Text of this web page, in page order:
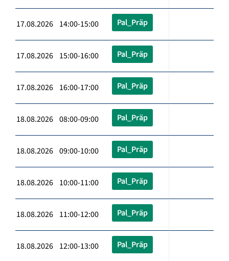
17.08.2026 14:00-15:00 Pal_Präp
17.08.2026 15:00-16:00 Pal_Präp
17.08.2026 16:00-17:00 Pal_Präp
18.08.2026 08:00-09:00 Pal_Präp
18.08.2026 09:00-10:00 Pal_Präp
18.08.2026 10:00-11:00 Pal_Präp
18.08.2026 11:00-12:00 Pal_Präp
18.08.2026 12:00-13:00 Pal_Präp